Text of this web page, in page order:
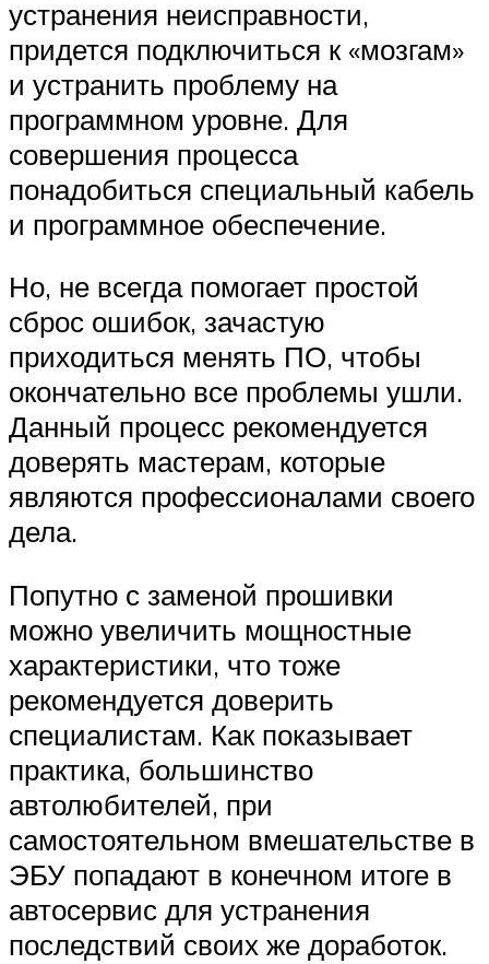
устранения неисправности,
придется подключиться к «мозгам»
и устранить проблему на
программном уровне. Для
совершения процесса
понадобиться специальный кабель
и программное обеспечение.
Но, не всегда помогает простой
сброс ошибок, зачастую
приходиться менять ПО, чтобы
окончательно все проблемы ушли.
Данный процесс рекомендуется
доверять мастерам, которые
являются профессионалами своего
дела.
Попутно с заменой прошивки
можно увеличить мощностные
характеристики, что тоже
рекомендуется доверить
специалистам. Как показывает
практика, большинство
автолюбителей, при
самостоятельном вмешательстве в
ЭБУ попадают в конечном итоге в
автосервис для устранения
последствий своих же доработок.